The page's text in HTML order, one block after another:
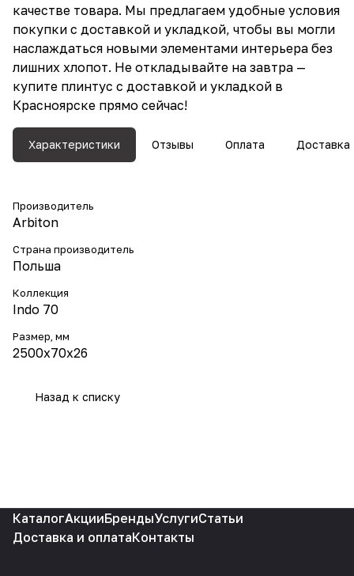
качестве товара. Мы предлагаем удобные условия
покупки с доставкой и укладкой, чтобы вы могли
наслаждаться новыми элементами интерьера без
лишних хлопот. Не откладывайте на завтра —
купите плинтус с доставкой и укладкой в
Красноярске прямо сейчас!
Характеристики Отзывы Оплата Доставка
Производитель
Arbiton
Страна производитель
Польша
Коллекция
Indo 70
Размер, мм
2500x70x26
Назад к списку
КаталогАкцииБрендыУслугиСтатьи
Доставка и оплатаКонтакты